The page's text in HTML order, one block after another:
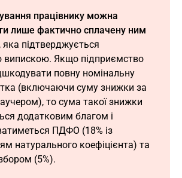
працівнику можна
лише фактично сплачену ним
, яка підтверджується
випискою. Якщо підприємство
повну номінальну
(включаючи суму знижки за
то сума такої знижки
додатковим благом і
ПДФО (18% із
натурального коефіцієнта) та
(5%).